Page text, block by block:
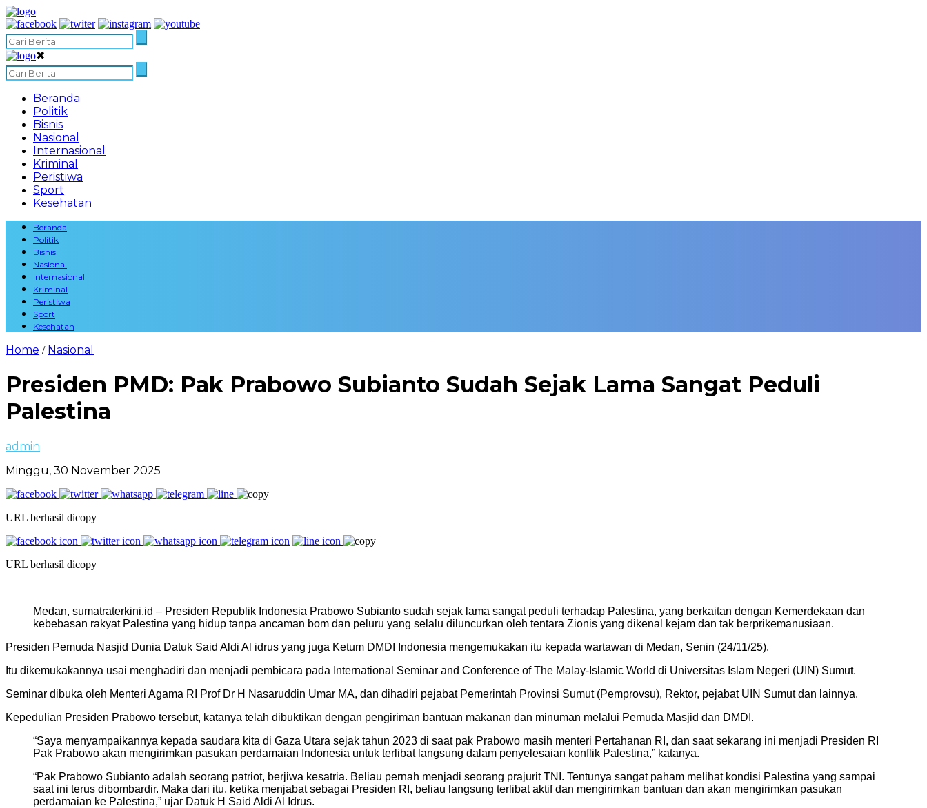
✖
Beranda
Politik
Bisnis
Nasional
Internasional
Kriminal
Peristiwa
Sport
Kesehatan
Beranda
Politik
Bisnis
Nasional
Internasional
Kriminal
Peristiwa
Sport
Kesehatan
Home / Nasional
Presiden PMD: Pak Prabowo Subianto Sudah Sejak Lama Sangat Peduli
Palestina
admin
Minggu, 30 November 2025
URL berhasil dicopy
URL berhasil dicopy
Medan, sumatraterkini.id – Presiden Republik Indonesia Prabowo Subianto sudah sejak lama sangat peduli terhadap Palestina, yang berkaitan dengan Kemerdekaan dan
kebebasan rakyat Palestina yang hidup tanpa ancaman bom dan peluru yang selalu diluncurkan oleh tentara Zionis yang dikenal kejam dan tak berprikemanusiaan.
Presiden Pemuda Nasjid Dunia Datuk Said Aldi Al idrus yang juga Ketum DMDI Indonesia mengemukakan itu kepada wartawan di Medan, Senin (24/11/25).
Itu dikemukakannya usai menghadiri dan menjadi pembicara pada International Seminar and Conference of The Malay-Islamic World di Universitas Islam Negeri (UIN) Sumut.
Seminar dibuka oleh Menteri Agama RI Prof Dr H Nasaruddin Umar MA, dan dihadiri pejabat Pemerintah Provinsi Sumut (Pemprovsu), Rektor, pejabat UIN Sumut dan lainnya.
Kepedulian Presiden Prabowo tersebut, katanya telah dibuktikan dengan pengiriman bantuan makanan dan minuman melalui Pemuda Masjid dan DMDI.
“Saya menyampaikannya kepada saudara kita di Gaza Utara sejak tahun 2023 di saat pak Prabowo masih menteri Pertahanan RI, dan saat sekarang ini menjadi Presiden RI
Pak Prabowo akan mengirimkan pasukan perdamaian Indonesia untuk terlibat langsung dalam penyelesaian konflik Palestina,” katanya.
“Pak Prabowo Subianto adalah seorang patriot, berjiwa kesatria. Beliau pernah menjadi seorang prajurit TNI. Tentunya sangat paham melihat kondisi Palestina yang sampai
saat ini terus dibombardir. Maka dari itu, ketika menjabat sebagai Presiden RI, beliau langsung terlibat aktif dan mengirimkan bantuan dan akan mengirimkan pasukan
perdamaian ke Palestina,” ujar Datuk H Said Aldi Al Idrus.